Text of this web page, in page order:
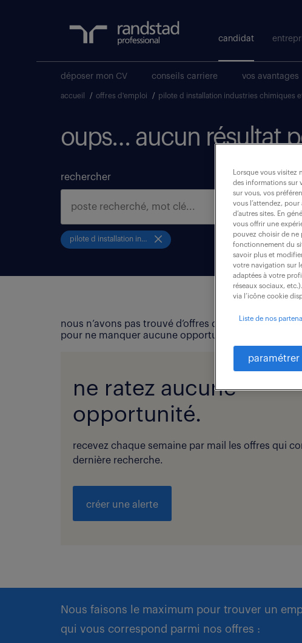
candidat
déposer mon CV conseils carriere vos avantages
accueil / offres d'emploi / pilote d installation industries chimiques
oups… aucun résultat
rechercher
pilote d installation industries chimiques et production d energie
nous n’avons pas trouvé d’offres d’emploi qui
pour ne manquer aucune opportunité !
ne ratez aucune
opportunité.
recevez chaque semaine par mail les offres qui
dernière recherche.
créer une alerte
Nous faisons le maximum pour trouver un
qui vous correspond parmi nos offres :
Lorsque vous visitez
des informations sur
sur vous, vos
vous l’attendez,
d’autres sites. En
vous offrir une
pouvez choisir de ne
fonctionnement du
savoir plus et
votre navigation sur
adaptées à votre
réseaux sociaux,
via l’icône cookie
Liste de nos
paramétrer